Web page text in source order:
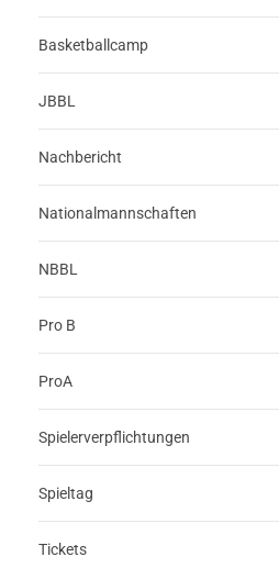
Basketballcamp
JBBL
Nachbericht
Nationalmannschaften
NBBL
Pro B
ProA
Spielerverpflichtungen
Spieltag
Tickets